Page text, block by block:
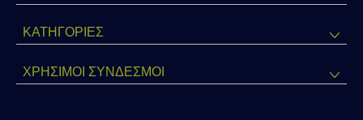
ΚΑΤΗΓΟΡΊΕΣ
ΧΡΗΣΙΜΟΙ ΣΥΝΔΕΣΜΟΙ